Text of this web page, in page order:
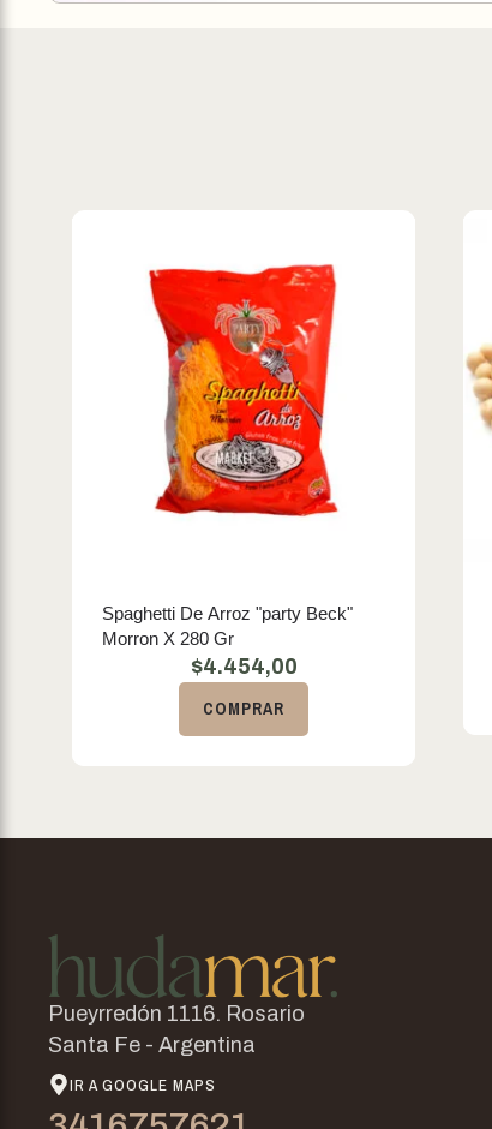
Spaghetti De Arroz "party Beck"
Morron X 280 Gr
$4.454,00
COMPRAR
Pueyrredón 1116. Rosario
Santa Fe - Argentina
IR A GOOGLE MAPS